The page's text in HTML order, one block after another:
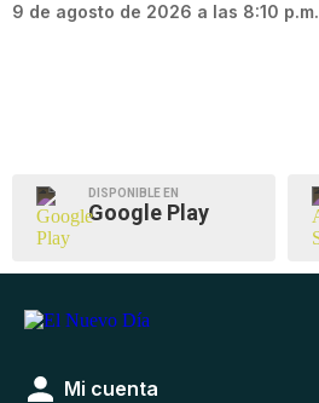
9 de agosto de 2026 a las 8:10 p.m.
DISPONIBLE EN
Google Play
Mi cuenta